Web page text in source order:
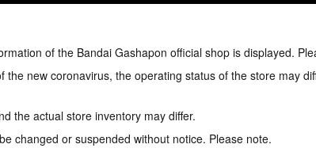
of the Bandai Gashapon official shop is displayed.
the new coronavirus, the operating status of the store may
the actual store inventory may differ.
changed or suspended without notice. Please note.